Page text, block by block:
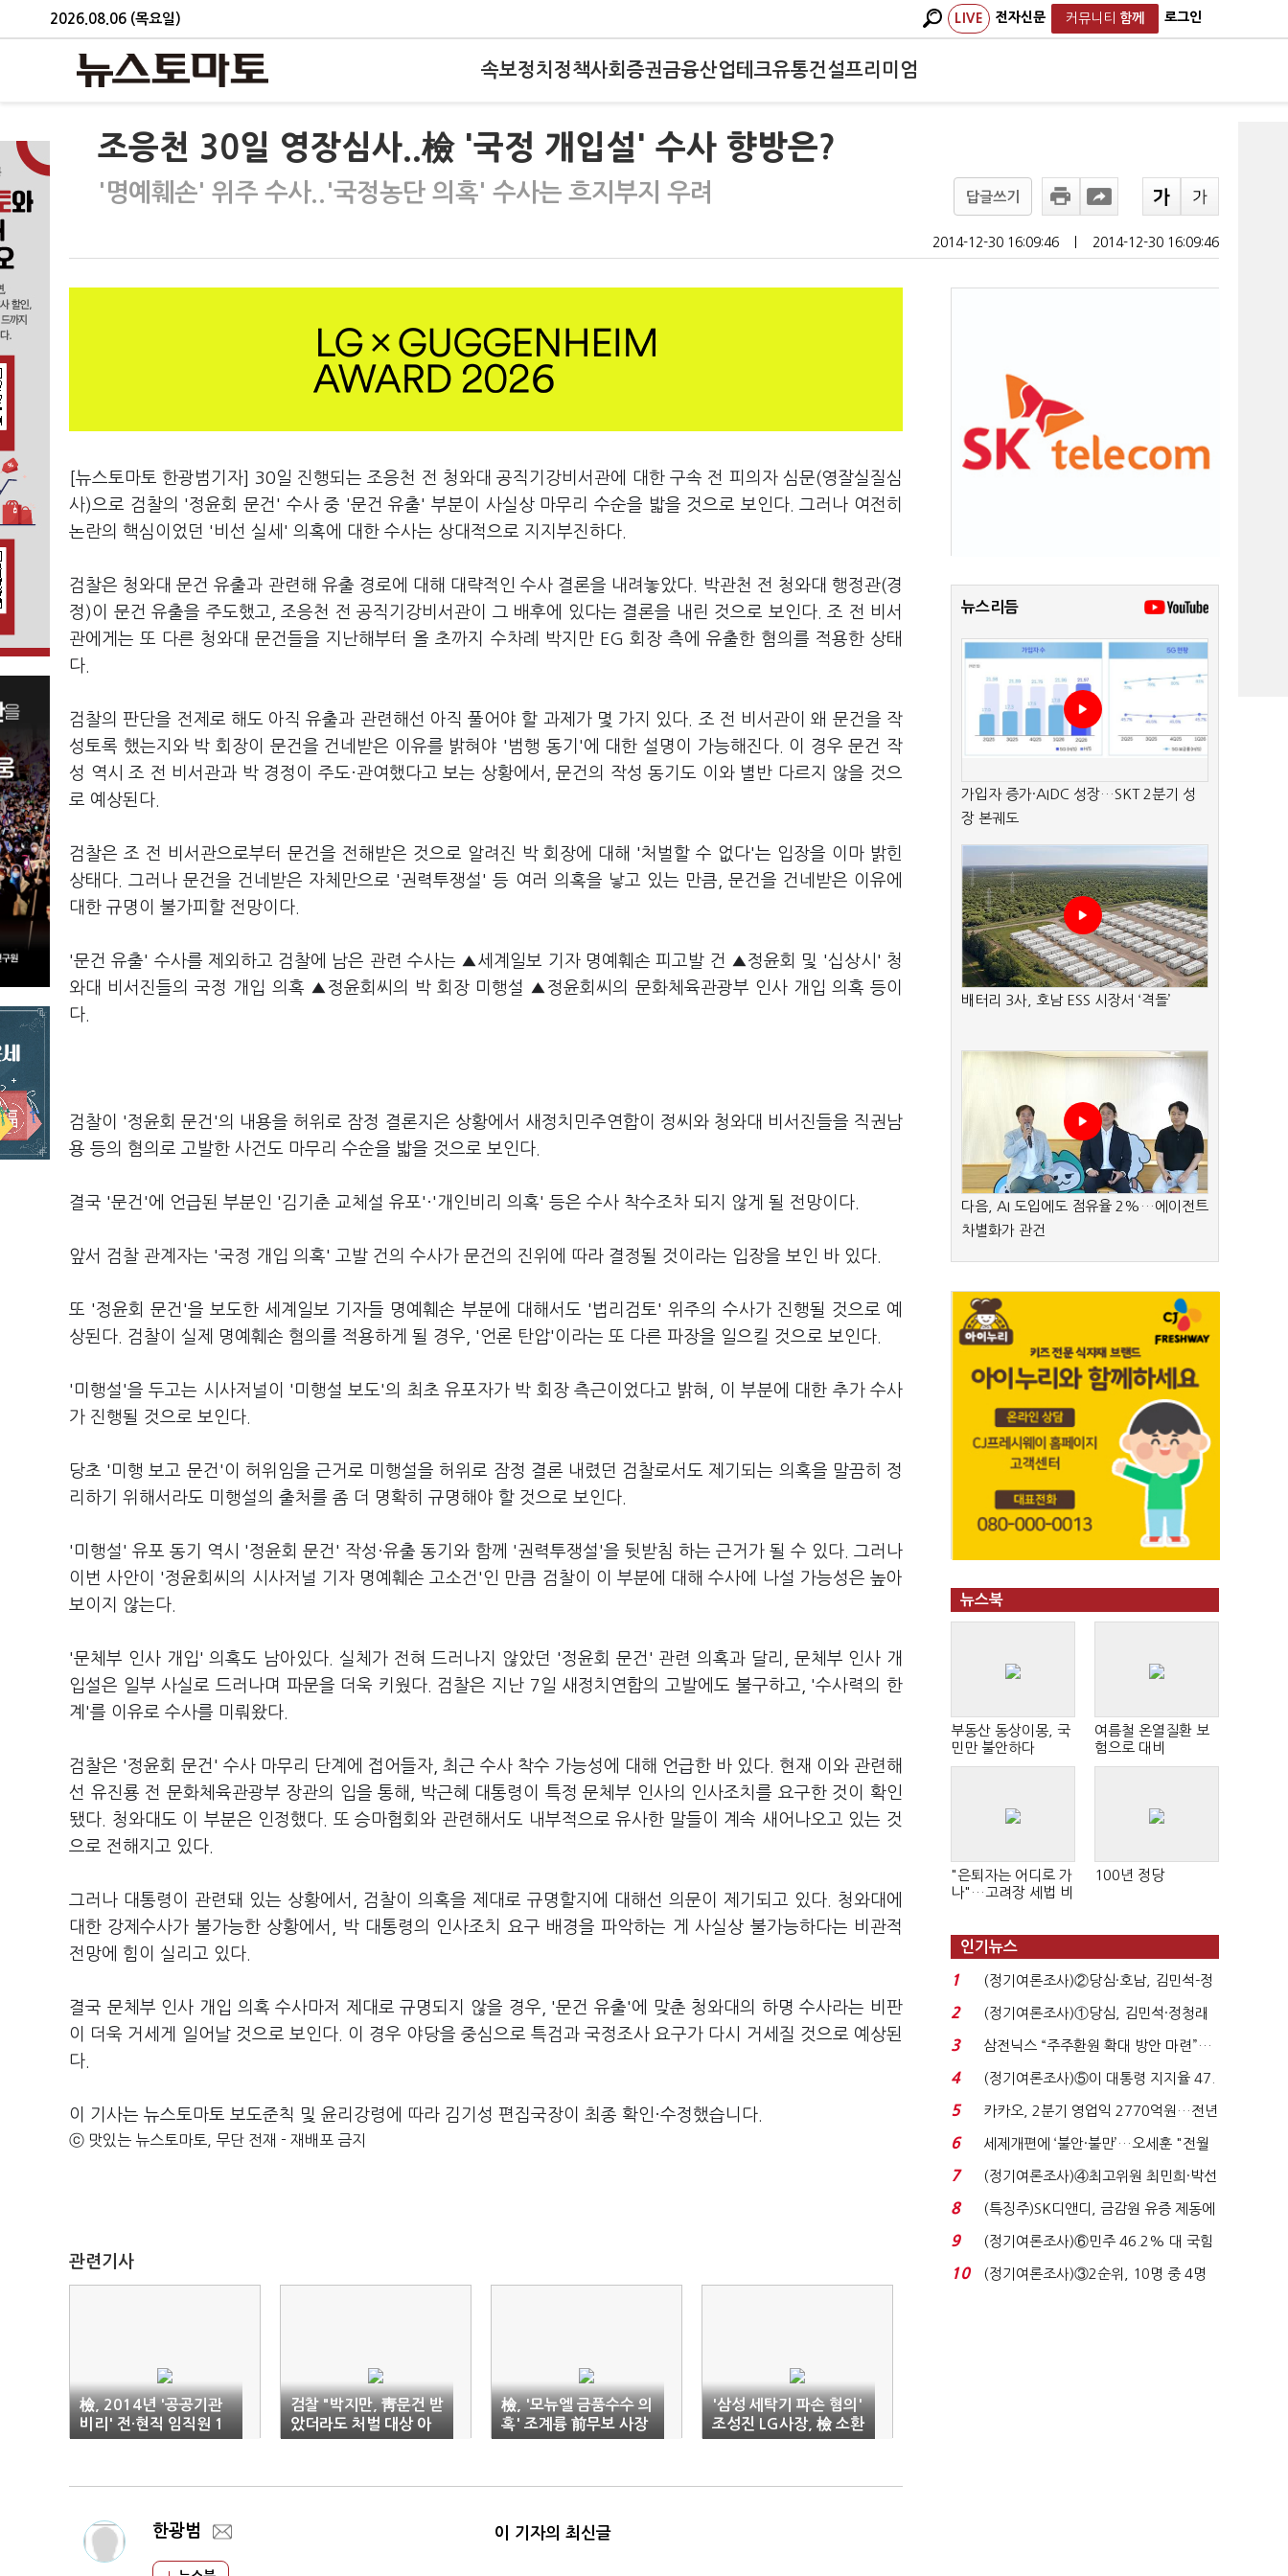
2026.08.06 (목요일) LIVE 전자신문 커뮤니티 함께 로그인
속보정치 정책사회 증권금융산업테크유통건설프리미엄
조응천 30일 영장심사..檢 '국정 개입설' 수사 향방은?
'명예훼손' 위주 수사..'국정농단 의혹' 수사는 흐지부지 우려 답글쓰기
2014-12-30 16:09:46 2014-12-30 16:09:46
[뉴스토마토 한광범기자] 30일 진행되는 조응천 전 청와대 공직기강비서관에 대한 구속 전 피의자 심문(영잘실질심
사)으로 검찰의 '정윤회 문건' 수사 중 '문건 유출' 부분이 사실상 마무리 수순을 밟을 것으로 보인다. 그러나 여전히
논란의 핵심이었던 '비선 실세' 의혹에 대한 수사는 상대적으로 지지부진하다.
검찰은 청와대 문건 유출과 관련해 유출 경로에 대해 대략적인 수사 결론을 내려놓았다. 박관천 전 청와대 행정관(경
정)이 문건 유출을 주도했고, 조응천 전 공직기강비서관이 그 배후에 있다는 결론을 내린 것으로 보인다. 조 전 비서
관에게는 또 다른 청와대 문건들을 지난해부터 올 초까지 수차례 박지만 EG 회장 측에 유출한 혐의를 적용한 상태
다.
검찰의 판단을 전제로 해도 아직 유출과 관련해선 아직 풀어야 할 과제가 몇 가지 있다. 조 전 비서관이 왜 문건을 작
성토록 했는지와 박 회장이 문건을 건네받은 이유를 밝혀야 '범행 동기'에 대한 설명이 가능해진다. 이 경우 문건 작
성 역시 조 전 비서관과 박 경정이 주도·관여했다고 보는 상황에서, 문건의 작성 동기도 이와 별반 다르지 않을 것으
로 예상된다.
검찰은 조 전 비서관으로부터 문건을 전해받은 것으로 알려진 박 회장에 대해 '처벌할 수 없다'는 입장을 이마 밝힌
상태다. 그러나 문건을 건네받은 자체만으로 '권력투쟁설' 등 여러 의혹을 낳고 있는 만큼, 문건을 건네받은 이유에
대한 규명이 불가피할 전망이다.
'문건 유출' 수사를 제외하고 검찰에 남은 관련 수사는 ▲세계일보 기자 명예훼손 피고발 건 ▲정윤회 및 '십상시' 청
와대 비서진들의 국정 개입 의혹 ▲정윤회씨의 박 회장 미행설 ▲정윤회씨의 문화체육관광부 인사 개입 의혹 등이
다.
검찰이 '정윤회 문건'의 내용을 허위로 잠정 결론지은 상황에서 새정치민주연합이 정씨와 청와대 비서진들을 직권남
용 등의 혐의로 고발한 사건도 마무리 수순을 밟을 것으로 보인다.
결국 '문건'에 언급된 부분인 '김기춘 교체설 유포'·'개인비리 의혹' 등은 수사 착수조차 되지 않게 될 전망이다.
앞서 검찰 관계자는 '국정 개입 의혹' 고발 건의 수사가 문건의 진위에 따라 결정될 것이라는 입장을 보인 바 있다.
또 '정윤회 문건'을 보도한 세계일보 기자들 명예훼손 부분에 대해서도 '법리검토' 위주의 수사가 진행될 것으로 예
상된다. 검찰이 실제 명예훼손 혐의를 적용하게 될 경우, '언론 탄압'이라는 또 다른 파장을 일으킬 것으로 보인다.
'미행설'을 두고는 시사저널이 '미행설 보도'의 최초 유포자가 박 회장 측근이었다고 밝혀, 이 부분에 대한 추가 수사
가 진행될 것으로 보인다.
당초 '미행 보고 문건'이 허위임을 근거로 미행설을 허위로 잠정 결론 내렸던 검찰로서도 제기되는 의혹을 말끔히 정
리하기 위해서라도 미행설의 출처를 좀 더 명확히 규명해야 할 것으로 보인다.
'미행설' 유포 동기 역시 '정윤회 문건' 작성·유출 동기와 함께 '권력투쟁설'을 뒷받침 하는 근거가 될 수 있다. 그러나
이번 사안이 '정윤회씨의 시사저널 기자 명예훼손 고소건'인 만큼 검찰이 이 부분에 대해 수사에 나설 가능성은 높아
보이지 않는다.
'문체부 인사 개입' 의혹도 남아있다. 실체가 전혀 드러나지 않았던 '정윤회 문건' 관련 의혹과 달리, 문체부 인사 개
입설은 일부 사실로 드러나며 파문을 더욱 키웠다. 검찰은 지난 7일 새정치연합의 고발에도 불구하고, '수사력의 한
계'를 이유로 수사를 미뤄왔다.
검찰은 '정윤회 문건' 수사 마무리 단계에 접어들자, 최근 수사 착수 가능성에 대해 언급한 바 있다. 현재 이와 관련해
선 유진룡 전 문화체육관광부 장관의 입을 통해, 박근혜 대통령이 특정 문체부 인사의 인사조치를 요구한 것이 확인
됐다. 청와대도 이 부분은 인정했다. 또 승마협회와 관련해서도 내부적으로 유사한 말들이 계속 새어나오고 있는 것
으로 전해지고 있다.
그러나 대통령이 관련돼 있는 상황에서, 검찰이 의혹을 제대로 규명할지에 대해선 의문이 제기되고 있다. 청와대에
대한 강제수사가 불가능한 상황에서, 박 대통령의 인사조치 요구 배경을 파악하는 게 사실상 불가능하다는 비관적
전망에 힘이 실리고 있다.
결국 문체부 인사 개입 의혹 수사마저 제대로 규명되지 않을 경우, '문건 유출'에 맞춘 청와대의 하명 수사라는 비판
이 더욱 거세게 일어날 것으로 보인다. 이 경우 야당을 중심으로 특검과 국정조사 요구가 다시 거세질 것으로 예상된
다.
이 기사는 뉴스토마토 보도준칙 및 윤리강령에 따라 김기성 편집국장이 최종 확인·수정했습니다.
ⓒ 맛있는 뉴스토마토, 무단 전재 - 재배포 금지
관련기사
檢, 2014년 '공공기관
비리' 전·현직 임직원 1
07명 구속
검찰 "박지만, 靑문건 받
았더라도 처벌 대상 아
냐"
檢, '모뉴엘 금품수수 의
혹' 조계륭 前무보 사장
소환
'삼성 세탁기 파손 혐의'
조성진 LG사장, 檢 소환
조사 중
한광범 이 기자의 최신글
뉴스리듬
가입자 증가·AIDC 성장…SKT 2분기 성
장 본궤도
배터리 3사, 호남 ESS 시장서 ‘격돌’
다음, AI 도입에도 점유율 2%…에이전트
차별화가 관건
뉴스북
부동산 동상이몽, 국
민만 불안하다
여름철 온열질환 보
험으로 대비
"은퇴자는 어디로 가
나"…고려장 세법 비
100년 정당
인기뉴스
1
(정기여론조사)②당심·호남, 김민석-정
청래 '초접전'...
2
(정기여론조사)①당심, 김민석·정청래
'초접전'…대통령 ...
3
삼전닉스 “주주환원 확대 방안 마련”…
로이터에 성명...
4
(정기여론조사)⑤이 대통령 지지율 47.
7%…일주일 만에 ...
5
카카오, 2분기 영업익 2770억원…전년
비 36% 증가...
6
세제개편에 ‘불안·불만’…오세훈 "전월
세 구하기 더 ...
7
(정기여론조사)④최고위원 최민희·박선
원 '양강'…서미...
8
(특징주)SK디앤디, 금감원 유증 제동에
장 초반 상한가...
9
(정기여론조사)⑥민주 46.2% 대 국힘
31.0%…오차범위 밖 ...
10
(정기여론조사)③2순위, 10명 중 4명